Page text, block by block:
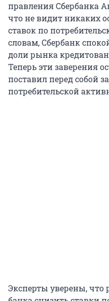
правления Сбербанка
что не видит никаких
ставок по
словам, Сбербанк
доли рынка
Теперь эти заверения
поставил перед собой
потребительской
Эксперты уверены, что